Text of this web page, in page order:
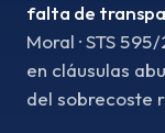
falta de
Moral · STS
en cláusulas
del sobrecoste